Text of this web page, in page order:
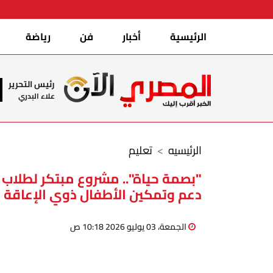
الرئيسية أخبار فن رياضة
رئيس التحرير
علاء البدري
تعليم الرئيسيه
"بصمة حياة".. مشروع مبتكر لطلاب
دعم وتمكين الأطفال ذوي الإعاقة
الجمعة، 03 يوليو 2026 10:18 ص